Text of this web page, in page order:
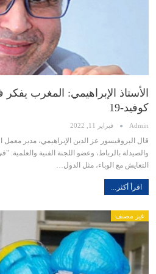
الأستاذ الإبراهيمي: المغرب
كوفيد-19
Admin فبراير 11, 2022
قال البروفيسور عز الدين الإبراهيمي، مدير معمل
والصيدلة بالرباط، وعضو اللجنة الفنية
التعايش مع الوباء، مثل الدول…
اقرأ أكثر...
غير مصنف